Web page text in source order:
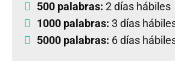
500 palabras: 2 días hábiles
1000 palabras: 3 días
5000 palabras: 6 días